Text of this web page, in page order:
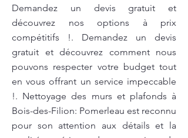
Demandez un devis gratuit et
découvrez nos options à prix
compétitifs !. Demandez un devis
gratuit et découvrez comment nous
pouvons respecter votre budget tout
en vous offrant un service impeccable
!. Nettoyage des murs et plafonds à
Bois-des-Filion: Pomerleau est reconnu
pour son attention aux détails et la